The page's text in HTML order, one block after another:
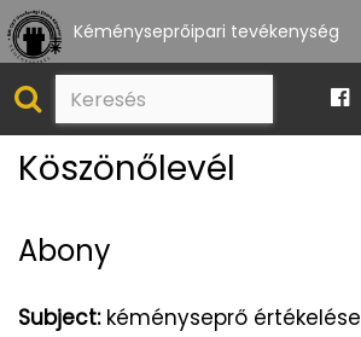
Kéményseprőipari tevékenység
Köszönőlevél
Abony
Subject:kéményseprő értékelése